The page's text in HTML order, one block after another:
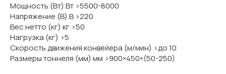
Мощность (Вт) Вт >5500-8000
Напряжение (В) В >220
Вес нетто (кг) кг >50
Нагрузка (кг) >5
Скорость движения конвейера (м/мин) >до 10
Размеры тоннеля (мм) мм >900×450×(50-250)